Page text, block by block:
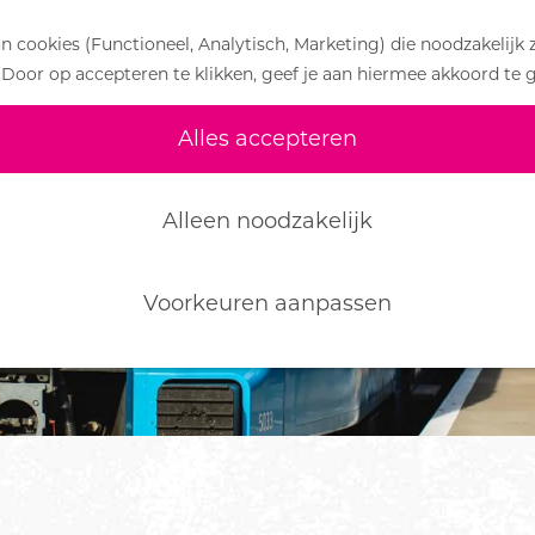
cookies (Functioneel, Analytisch, Marketing) die noodzakelijk
op accepteren te klikken, geef je aan hiermee akkoord te
Alles accepteren
Alleen noodzakelijk
Voorkeuren aanpassen